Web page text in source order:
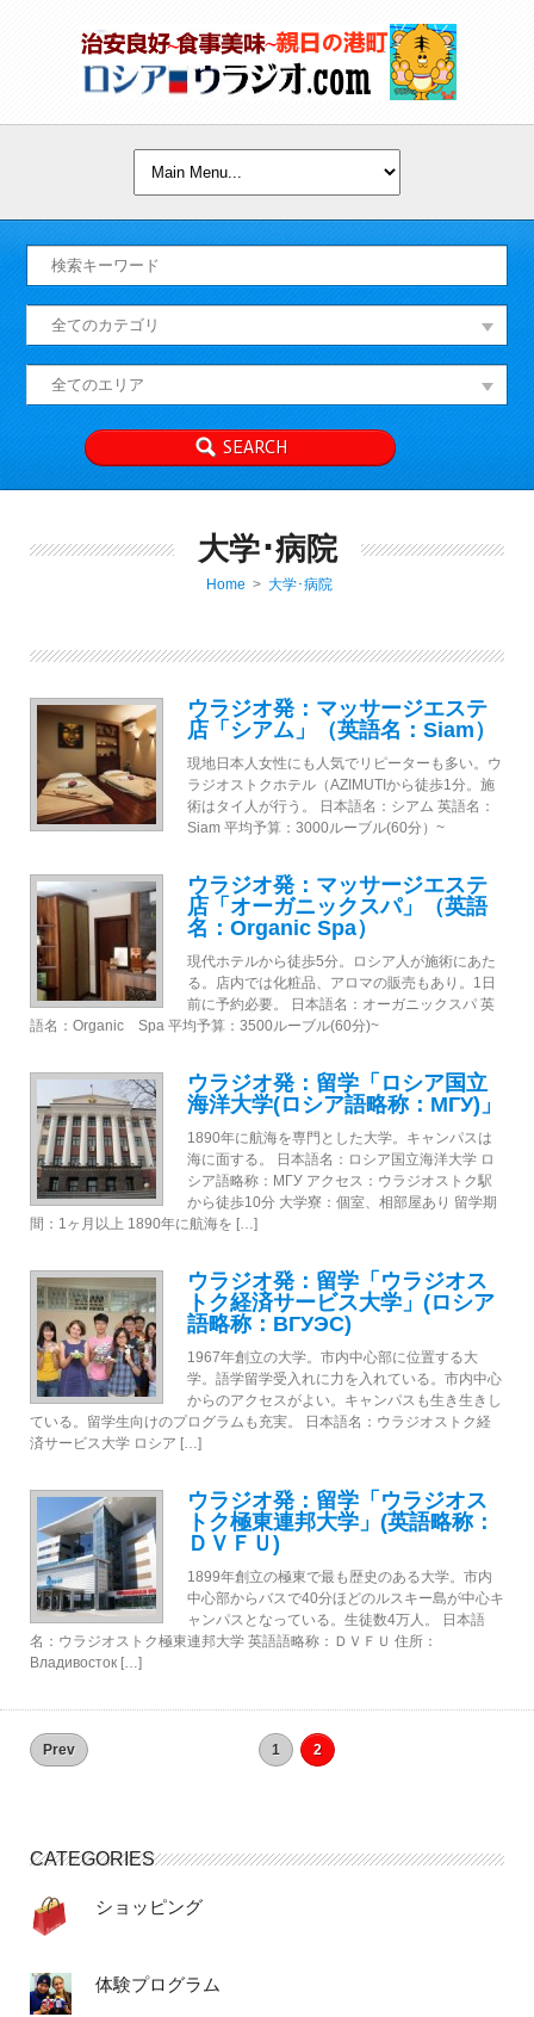
大学･病院
Home > 大学･病院
ウラジオ発：マッサージエステ
店「シアム」（英語名：Siam）
現地日本人女性にも人気でリピーターも多い。ウ
ラジオストクホテル（AZIMUTIから徒歩1分。施
術はタイ人が行う。 日本語名：シアム 英語名：
Siam 平均予算：3000ルーブル(60分）~
ウラジオ発：マッサージエステ
店「オーガニックスパ」（英語
名：Organic Spa）
現代ホテルから徒歩5分。ロシア人が施術にあた
る。店内では化粧品、アロマの販売もあり。1日
前に予約必要。 日本語名：オーガニックスパ 英
語名：Organic Spa 平均予算：3500ルーブル(60分)~
ウラジオ発：留学「ロシア国立
海洋大学(ロシア語略称：МГУ)」
1890年に航海を専門とした大学。キャンパスは
海に面する。 日本語名：ロシア国立海洋大学 ロ
シア語略称：МГУ アクセス：ウラジオストク駅
から徒歩10分 大学寮：個室、相部屋あり 留学期
間：1ヶ月以上 1890年に航海を […]
ウラジオ発：留学「ウラジオス
トク経済サービス大学」(ロシア
語略称：ВГУЭС)
1967年創立の大学。市内中心部に位置する大
学。語学留学受入れに力を入れている。市内中心
からのアクセスがよい。キャンパスも生き生きし
ている。留学生向けのプログラムも充実。 日本語名：ウラジオストク経
済サービス大学 ロシア […]
ウラジオ発：留学「ウラジオス
トク極東連邦大学」(英語略称：
ＤＶＦＵ)
1899年創立の極東で最も歴史のある大学。市内
中心部からバスで40分ほどのルスキー島が中心キ
ャンパスとなっている。生徒数4万人。 日本語
名：ウラジオストク極東連邦大学 英語語略称：ＤＶＦＵ 住所：
Владивосток […]
Prev 1 2
CATEGORIES
ショッピング
体験プログラム